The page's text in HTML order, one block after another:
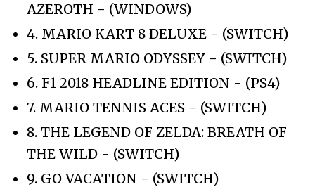
AZEROTH - (WINDOWS)
4. MARIO KART 8 DELUXE - (SWITCH)
5. SUPER MARIO ODYSSEY - (SWITCH)
6. F1 2018 HEADLINE EDITION - (PS4)
7. MARIO TENNIS ACES - (SWITCH)
8. THE LEGEND OF ZELDA: BREATH OF
THE WILD - (SWITCH)
9. GO VACATION - (SWITCH)